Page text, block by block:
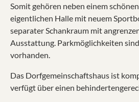
Somit gehören neben einem
eigentlichen Halle mit neuem
separater Schankraum mit
Ausstattung. Parkmöglichkeiten
vorhanden.
Das Dorfgemeinschaftshaus ist
verfügt über einen